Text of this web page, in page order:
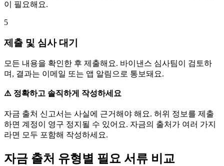
이 필요해요.
5
제출 및 심사 대기
모든 내용을 확인한 후 제출해요. 바이낸스 심사팀이 검토하
며, 결과는 이메일 또는 앱 알림으로 통보돼요.
⚠️ 정확하고 솔직하게 작성하세요
자금 출처 신고서는 사실에 근거해야 해요. 허위 정보를 제출
하면 계정이 영구 정지될 수 있어요. 자금의 출처가 여러 가지
라면 모두 포함해 작성하세요.
자금 출처 유형별 필요 서류 비교